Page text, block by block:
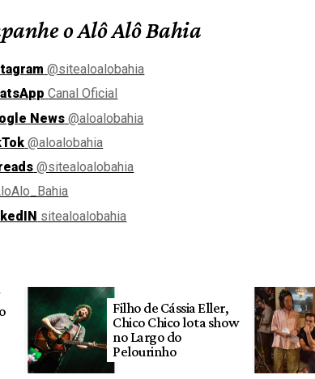
o Alô Alô Bahia
@sitealoalobahia
Canal Oficial
News @aloalobahia
@aloalobahia
@sitealoalobahia
sitealoalobahia
Filho de Cássia Eller,
Chico Chico lota show
no Largo do
Pelourinho